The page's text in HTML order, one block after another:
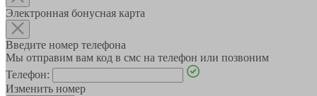
Электронная бонусная карта
Введите номер телефона
Мы отправим вам код в смс на телефон или позвоним
Телефон:
Изменить номер